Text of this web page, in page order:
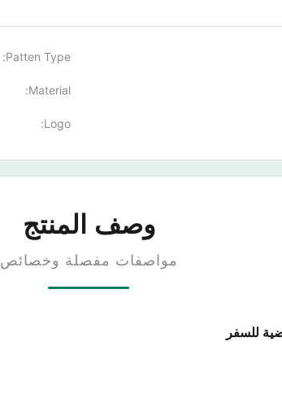
Patten Type:
Material:
Logo:
وصف المنتج
مواصفات مفصلة وخصائص
للسفر